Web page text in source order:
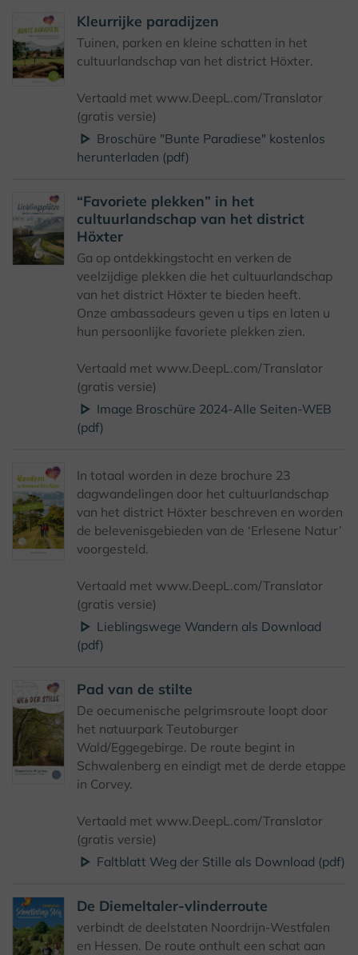
Kleurrijke paradijzen
Tuinen, parken en kleine schatten in het
cultuurlandschap van het district Höxter.
Vertaald met www.DeepL.com/Translator
(gratis versie)
Broschüre "Bunte Paradiese" kostenlos
herunterladen (pdf)
“Favoriete plekken” in het
cultuurlandschap van het district
Höxter
Ga op ontdekkingstocht en verken de
veelzijdige plekken die het cultuurlandschap
van het district Höxter te bieden heeft.
Onze ambassadeurs geven u tips en laten u
hun persoonlijke favoriete plekken zien.
Vertaald met www.DeepL.com/Translator
(gratis versie)
Image Broschüre 2024-Alle Seiten-WEB
(pdf)
In totaal worden in deze brochure 23
dagwandelingen door het cultuurlandschap
van het district Höxter beschreven en worden
de belevenisgebieden van de ‘Erlesene Natur’
voorgesteld.
Vertaald met www.DeepL.com/Translator
(gratis versie)
Lieblingswege Wandern als Download
(pdf)
Pad van de stilte
De oecumenische pelgrimsroute loopt door
het natuurpark Teutoburger
Wald/Eggegebirge. De route begint in
Schwalenberg en eindigt met de derde etappe
in Corvey.
Vertaald met www.DeepL.com/Translator
(gratis versie)
Faltblatt Weg der Stille als Download (pdf)
De Diemeltaler-vlinderroute
verbindt de deelstaten Noordrijn-Westfalen
en Hessen. De route onthult een schat aan